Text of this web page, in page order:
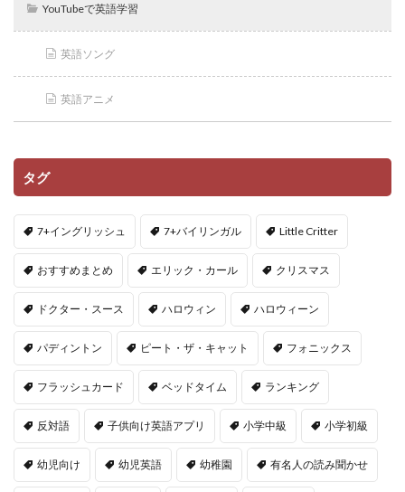
YouTubeで英語学習
英語ソング
英語アニメ
タグ
7+イングリッシュ 7+バイリンガル Little Critter
おすすめまとめ エリック・カール クリスマス
ドクター・スース ハロウィン ハロウィーン
パディントン ピート・ザ・キャット フォニックス
フラッシュカード ベッドタイム ランキング
反対語 子供向け英語アプリ 小学中級 小学初級
幼児向け 幼児英語 幼稚園 有名人の読み聞かせ